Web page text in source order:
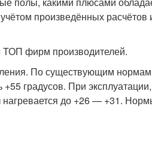
произведённых
ТОП фирм производителей.
По существующим
градусов. При
до +26 — +31.